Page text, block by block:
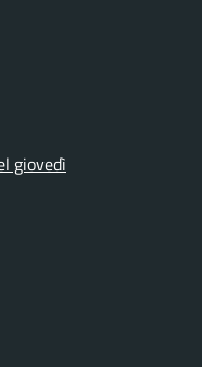
giovedì